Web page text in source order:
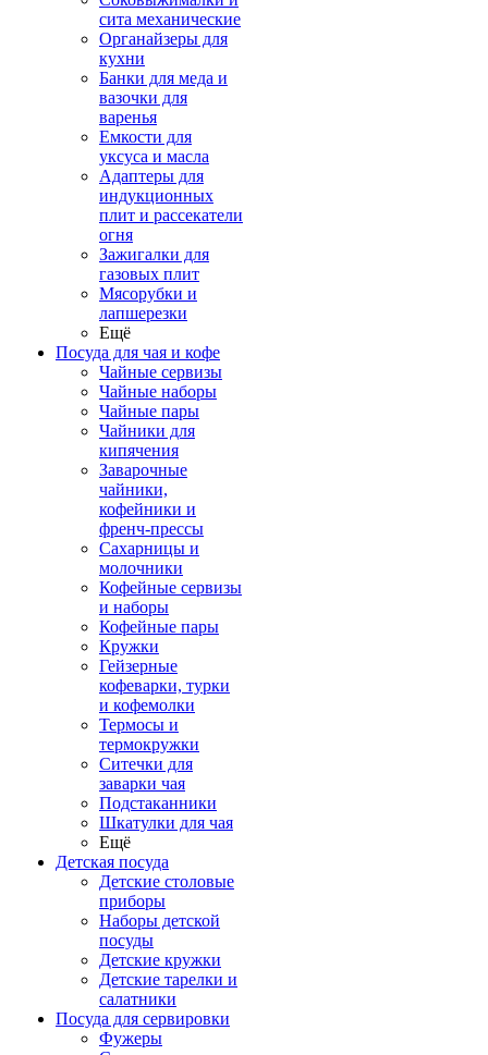
сита механические
Органайзеры для
кухни
Банки для меда и
вазочки для
варенья
Емкости для
уксуса и масла
Адаптеры для
индукционных
плит и рассекатели
огня
Зажигалки для
газовых плит
Мясорубки и
лапшерезки
Ещё
Посуда для чая и кофе
Чайные сервизы
Чайные наборы
Чайные пары
Чайники для
кипячения
Заварочные
чайники,
кофейники и
френч-прессы
Сахарницы и
молочники
Кофейные сервизы
и наборы
Кофейные пары
Кружки
Гейзерные
кофеварки, турки
и кофемолки
Термосы и
термокружки
Ситечки для
заварки чая
Подстаканники
Шкатулки для чая
Ещё
Детская посуда
Детские столовые
приборы
Наборы детской
посуды
Детские кружки
Детские тарелки и
салатники
Посуда для сервировки
Фужеры